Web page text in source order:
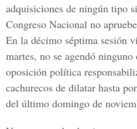
adquisiciones de ningún tipo
Congreso Nacional no
En la décimo séptima sesión
martes, no se agendó ninguno
oposición política
cachurecos de dilatar hasta
del último domingo de